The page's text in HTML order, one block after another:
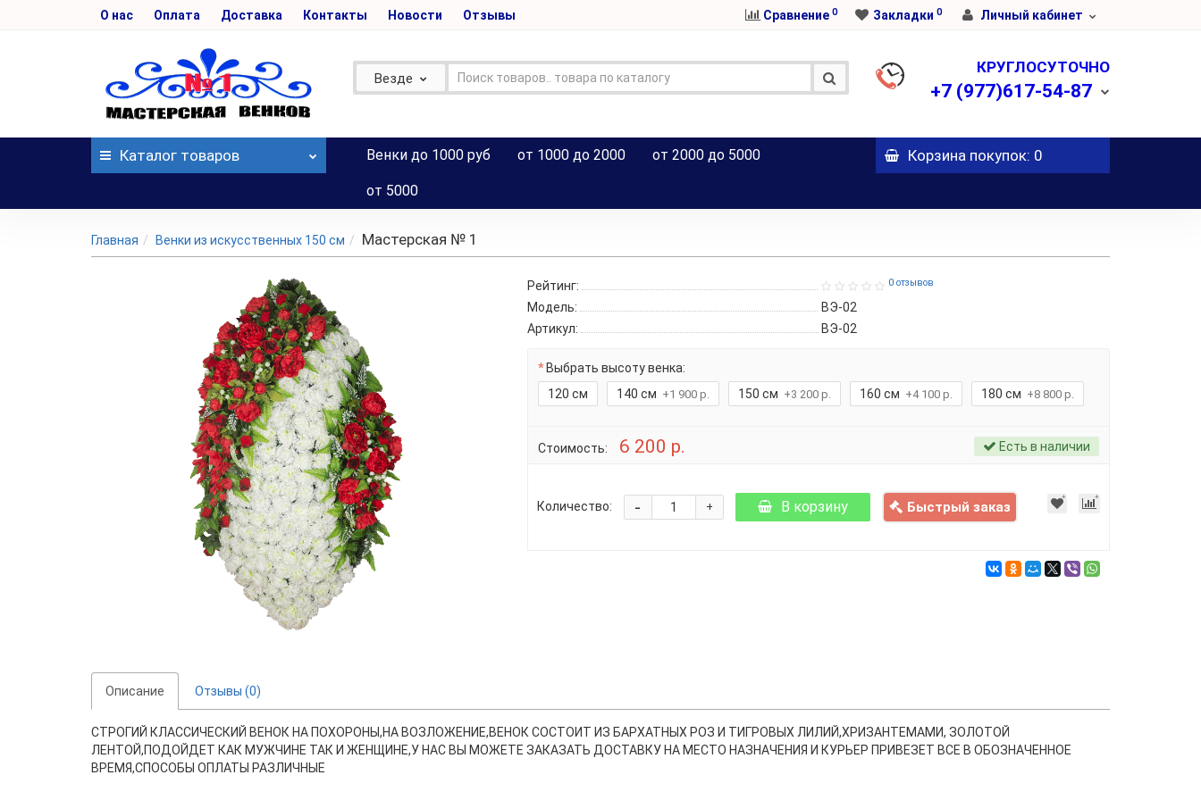
О нас Оплата Доставка Контакты Новости Отзывы Сравнение 0 Закладки 0 Личный кабинет
Везде
КРУГЛОСУТОЧНО
+7 (977)617-54-87
Каталог товаров Венки до 1000 руб от 1000 до 2000 от 2000 до 5000
от 5000
Корзинапокупок: 0
Главная Венки из искусственных 150 см Мастерская № 1
Рейтинг: 0 отзывов
Модель:
ВЭ-02
Артикул:
ВЭ-02
Выбрать высоту венка:
120 см
140 см +1 900 р. 150 см +3 200 р. 160 см +4 100 р. 180 см +8 800 р.
Стоимость: 6 200 р. Есть в наличии
Количество: +
- В корзину Быстрый заказ
Описание Отзывы (0)
СТРОГИЙ КЛАССИЧЕСКИЙ ВЕНОК НА ПОХОРОНЫ,НА ВОЗЛОЖЕНИЕ,ВЕНОК СОСТОИТ ИЗ БАРХАТНЫХ РОЗ И ТИГРОВЫХ ЛИЛИЙ,ХРИЗАНТЕМАМИ, ЗОЛОТОЙ
ЛЕНТОЙ,ПОДОЙДЕТ КАК МУЖЧИНЕ ТАК И ЖЕНЩИНЕ,У НАС ВЫ МОЖЕТЕ ЗАКАЗАТЬ ДОСТАВКУ НА МЕСТО НАЗНАЧЕНИЯ И КУРЬЕР ПРИВЕЗЕТ ВСЕ В ОБОЗНАЧЕННОЕ
ВРЕМЯ,СПОСОБЫ ОПЛАТЫ РАЗЛИЧНЫЕ